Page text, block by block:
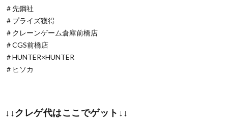
＃先鋼社
＃プライズ獲得
＃クレーンゲーム倉庫前橋店
＃CGS前橋店
＃HUNTER×HUNTER
＃ヒソカ
↓↓クレゲ代はここでゲット↓↓